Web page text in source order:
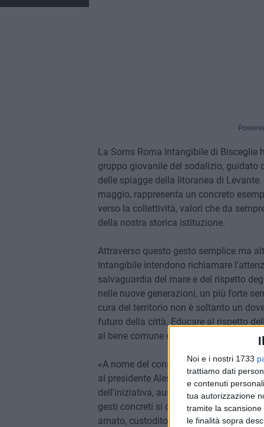
Noi e i nostri 1733
trattiamo dati
e contenuti
tua autorizzazione
tramite la
le finalità sopra
La Soms Roma Intangibile di Bisceglie
gruppo giovanile del sodalizio, guidato
delle spiagge della litoranea di
maggio, rappresenta un concreto
verso la collettività, valori che da
della nostra storica istituzione.
Attraverso questo gesto semplice ma
Intangibile intendono richiamare
salvaguardia del mare e del rispetto
nelle nuove generazioni, un più forte
cura del territorio non è soltanto un
futuro della città. Educare al rispetto
al bene comune e alla valorizzazione
«A nome del consiglio di
al presidente Alessandro Dell'Olio, ai
dell'iniziativa, auspicando una sempre
gesti concreti si costruisce una
amato, custodito e rispettato» ha